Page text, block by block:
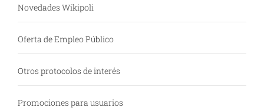
Novedades Wikipoli
Oferta de Empleo Público
Otros protocolos de interés
Promociones para usuarios